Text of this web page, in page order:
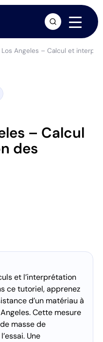
Los Angeles – Calcul et
– Calcul
des
et l’interprétation
ce tutoriel, apprenez
d’un matériau à
Cette mesure
masse de
Une
arrow_forward